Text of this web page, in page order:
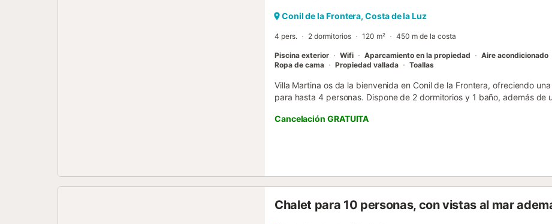
Conil de la Frontera, Costa de la Luz
4 pers. 2 dormitorios 120 m² 450 m de la costa
Piscina exterior Wifi Aparcamiento en la propiedad Aire acondicionado
Ropa de cama
Propiedad vallada Toallas
Villa Martina os da la bienvenida en Conil de la Frontera, ofreciendo
para hasta 4 personas. Dispone de 2 dormitorios y 1 baño, además de
principal, Wi-Fi de alta velocidad apto para videollamadas, Wi-Fi
dormitorio principal, lavadora y un espacio de trabajo dedicado. Salid
vuestro jardín privado, terraza cubierta y piscina privada al aire libre.
privada añaden confort para relajaros al aire libre. La ubicación de la
playas cercanas. Tendréis acceso a 3 plazas de aparcamiento
Cancelación GRATUITA
Chalet para 10 personas, con vistas al mar